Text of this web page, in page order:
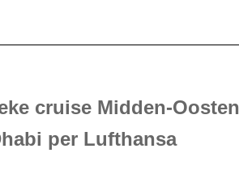
cruise Midden-
per Lufthansa